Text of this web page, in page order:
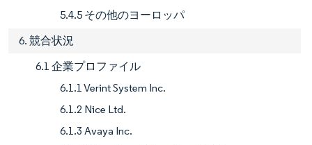
5.4.5 その他のヨーロッパ
6. 競合状況
6.1 企業プロファイル
6.1.1 Verint System Inc.
6.1.2 Nice Ltd.
6.1.3 Avaya Inc.